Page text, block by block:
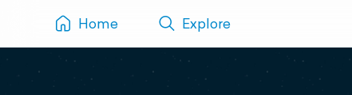
Home Explore